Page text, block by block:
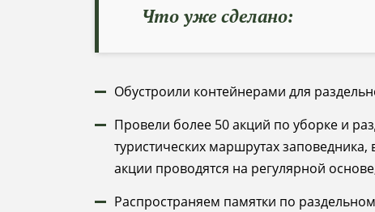
Что уже сделано:
Обустроили контейнерами для
Провели более 50 акций по уборке и
туристических маршрутах
акции проводятся на регулярной
Распространяем памятки по